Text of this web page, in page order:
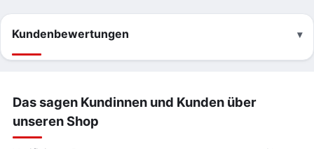
Kundenbewertungen
Das sagen Kundinnen und Kunden über
unseren Shop